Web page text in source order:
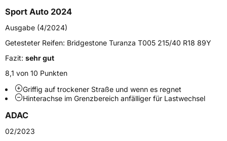
FahrzeugtypPKW
VerwendungSommerreifen
ModellnameTuranza T005A
FahrzeugartPKW & SUV
Weitere Eigenschaften
Zustand
Sport Auto 2024
Ausgabe (4/2024)
Getesteter Reifen: Bridgestone Turanza T005 215/40 R18 89Y
Fazit: sehr gut
8,1 von 10 Punkten
Griffig auf trockener Straße und wenn es regnet
Hinterachse im Grenzbereich anfälliger für Lastwechsel
ADAC
02/2023